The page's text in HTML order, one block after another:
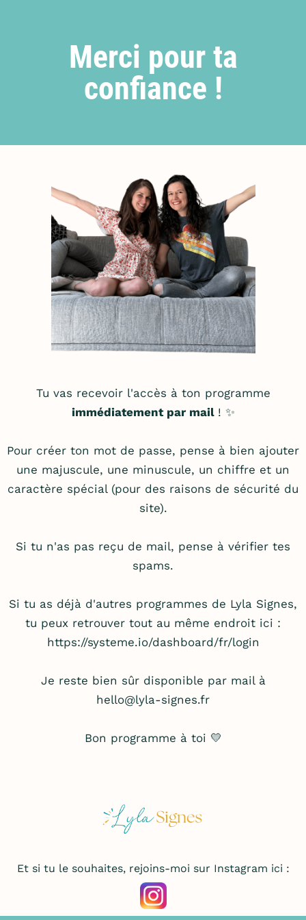
Merci pour ta
confiance !
Tu vas recevoir l'accès à ton programme
immédiatement par mail ! ✨
Pour créer ton mot de passe, pense à bien ajouter
une majuscule, une minuscule, un chiffre et un
caractère spécial (pour des raisons de sécurité du
site).
Si tu n'as pas reçu de mail, pense à vérifier tes
spams.
Si tu as déjà d'autres programmes de Lyla Signes,
tu peux retrouver tout au même endroit ici :
https://systeme.io/dashboard/fr/login
Je reste bien sûr disponible par mail à
hello@lyla-signes.fr
Bon programme à toi 💛
Et si tu le souhaites, rejoins-moi sur Instagram ici :